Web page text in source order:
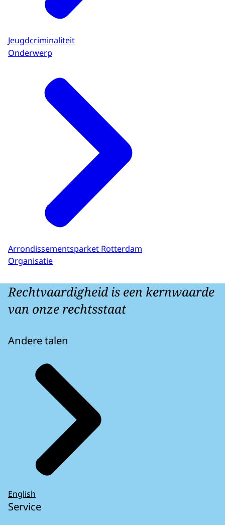
Jeugdcriminaliteit
Onderwerp
Arrondissementsparket Rotterdam
Organisatie
Rechtvaardigheid is een kernwaarde
van onze rechtsstaat
Andere talen
English
Service